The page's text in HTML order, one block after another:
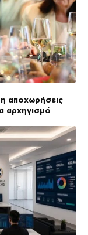
αποχωρήσεις
αρχηγισμό